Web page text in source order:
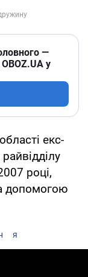
—
у
екс-
році,
допомогою